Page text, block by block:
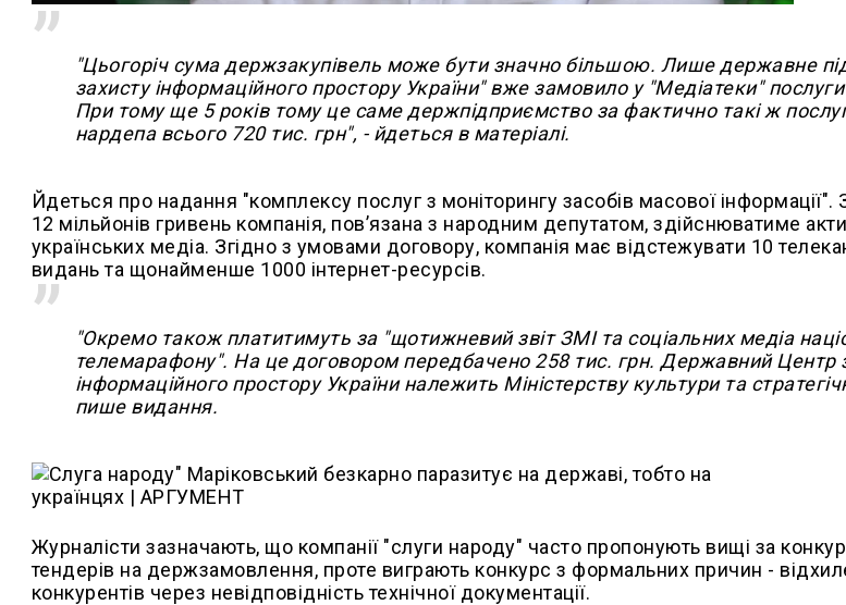
"Цьогоріч сума держзакупівель може бути значно більшою. Лише державне
захисту інформаційного простору України" вже замовило у "Медіатеки"
При тому ще 5 років тому це саме держпідприємство за фактично такі ж
нардепа всього 720 тис. грн", - йдеться в матеріалі.
Йдеться про надання "комплексу послуг з моніторингу засобів масової
12 мільйонів гривень компанія, пов’язана з народним депутатом, здійснюватиме
українських медіа. Згідно з умовами договору, компанія має відстежувати 10
видань та щонайменше 1000 інтернет-ресурсів.
"Окремо також платитимуть за "щотижневий звіт ЗМІ та соціальних медіа
телемарафону". На це договором передбачено 258 тис. грн. Державний Центр
інформаційного простору України належить Міністерству культури та
пише видання.
Журналісти зазначають, що компанії "слуги народу" часто пропонують вищі за
тендерів на держзамовлення, проте виграють конкурс з формальних причин -
конкурентів через невідповідність технічної документації.